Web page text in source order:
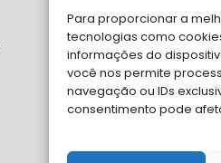
Para proporcionar a
tecnologias como
informações do
você nos permite
navegação ou IDs
consentimento pode
LGPD
FALE CONOSCO
Solicite Apoio
para o seu evento